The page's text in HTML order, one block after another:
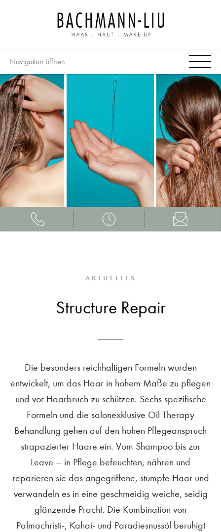
Navigation öffnen
AKTUELLES
Structure Repair
Die besonders reichhaltigen Formeln wurden
entwickelt, um das Haar in hohem Maße zu pflegen
und vor Haarbruch zu schützen. Sechs spezifische
Formeln und die salonexklusive Oil Therapy
Behandlung gehen auf den hohen Pflegeanspruch
strapazierter Haare ein. Vom Shampoo bis zur
Leave – in Pflege befeuchten, nähren und
reparieren sie das angegriffene, stumpfe Haar und
verwandeln es in eine geschmeidig weiche, seidig
glänzende Pracht. Die Kombination von
Palmachristi-, Kahai- und Paradiesnussöl beruhigt